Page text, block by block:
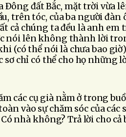
Ðông đất Bắc, mặt trời vừa
trên tóc, của ba người đàn
cả chúng ta đều là anh em
nói lên không thành lời
(có thể nói là chưa bao
sơ chỉ có thể cho họ những
các cụ già nằm ở trong
vào sự chăm sóc của các
nhà không? Trả lời cho cả